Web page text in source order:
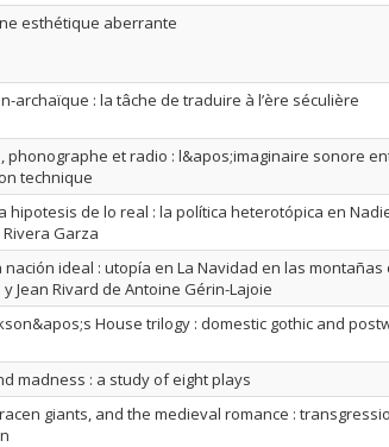
esthétique aberrante
archaïque : la tâche de traduire à l’ère séculière
phonographe et radio : l&apos;imaginaire sonore
technique
hipotesis de lo real : la política heterotópica en
Garza
nación ideal : utopía en La Navidad en las montañas
Jean Rivard de Antoine Gérin-Lajoie
House trilogy : domestic gothic and
madness : a study of eight plays
giants, and the medieval romance :